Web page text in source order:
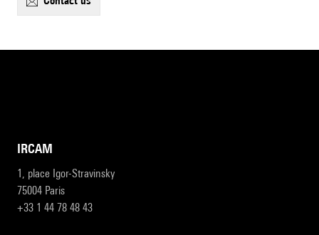
IRCAM
1, place Igor-Stravinsky
75004 Paris
+33 1 44 78 48 43